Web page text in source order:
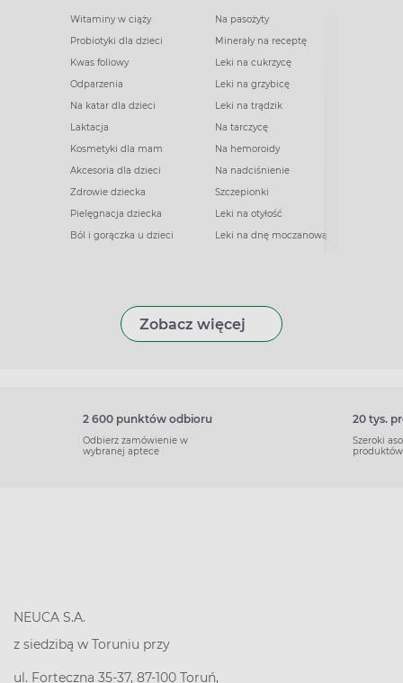
Witaminy w ciąży
Probiotyki dla dzieci
Kwas foliowy
Odparzenia
Na katar dla dzieci
Laktacja
Kosmetyki dla mam
Akcesoria dla dzieci
Zdrowie dziecka
Pielęgnacja dziecka
Ból i gorączka u dzieci
Na pasożyty
Minerały na receptę
Leki na cukrzycę
Leki na grzybicę
Leki na trądzik
Na tarczycę
Na hemoroidy
Na nadciśnienie
Szczepionki
Leki na otyłość
Leki na dnę moczanową
Zobacz więcej
2 600 punktów odbioru
Odbierz zamówienie w
wybranej aptece
20 tys.
Szeroki
produktów
NEUCA S.A.
z siedzibą w Toruniu przy
ul. Forteczna 35-37, 87-100 Toruń,